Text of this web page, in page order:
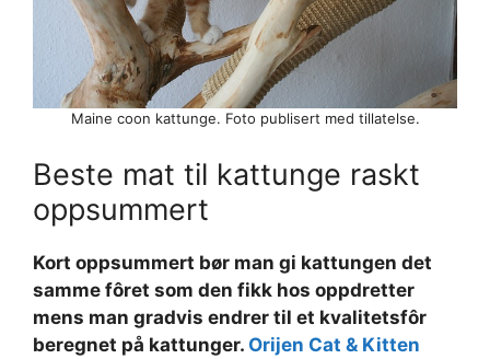
Maine coon kattunge. Foto publisert med tillatelse.
Beste mat til kattunge raskt
oppsummert
Kort oppsummert bør man gi kattungen det
samme fôret som den fikk hos oppdretter
mens man gradvis endrer til et kvalitetsfôr
beregnet på kattunger. Orijen Cat & Kitten